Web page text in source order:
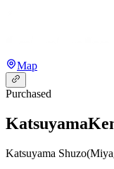
Map
Purchased
Katsuyama
Katsuyama Shuzo(